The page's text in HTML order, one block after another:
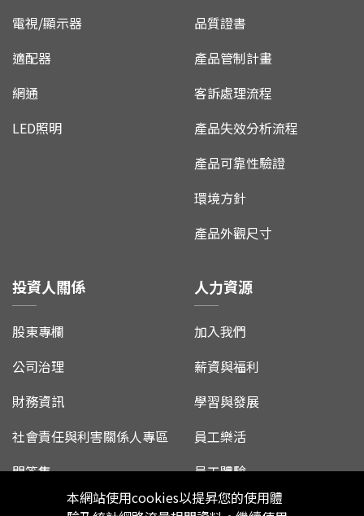
電視/顯示器
適配器
網通
LED照明
品質證書
產品管制計畫
客訴處理流程
產品失效分析流程
產品可靠性驗證
環境方針
產品外觀尺寸
投資人關係
股東專欄
公司治理
財務資訊
社會責任與利害關係人專區
問答集
人力資源
加入我們
薪資與福利
學習與發展
員工樂活
員工體驗
本網站使用cookies以提昇您的使用體